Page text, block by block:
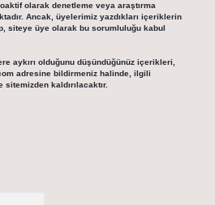
olarak denetleme veya araştırma
Ancak, üyelerimiz yazdıkları içeriklerin
siteye üye olarak bu sorumluluğu kabul
aykırı olduğunu düşündüğünüz içerikleri,
adresine bildirmeniz halinde, ilgili
kaldırılacaktır.